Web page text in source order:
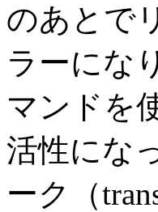
のあとで
ラーにな
マンドを
活性にな
ーク（